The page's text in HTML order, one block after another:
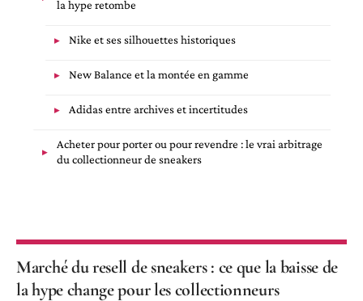
la hype retombe
Nike et ses silhouettes historiques
New Balance et la montée en gamme
Adidas entre archives et incertitudes
Acheter pour porter ou pour revendre : le vrai arbitrage
du collectionneur de sneakers
Marché du resell de sneakers : ce que la baisse de
la hype change pour les collectionneurs